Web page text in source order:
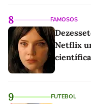
8 FAMOSOS
Netflix
9 FUTEBOL